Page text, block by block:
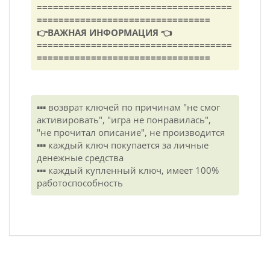
====================================
================================
👉ВАЖНАЯ ИНФОРМАЦИЯ 👈
====================================
================================
▪️▪️▪️ возврат ключей по причинам "не смог
активировать", "игра не понравилась",
"не прочитал описание", не производится
▪️▪️▪️ каждый ключ покупается за личные
денежные средства
▪️▪️▪️ каждый купленный ключ, имеет 100%
работоспособность